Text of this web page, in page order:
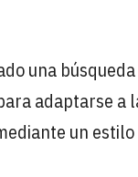
una
adaptarse a
un